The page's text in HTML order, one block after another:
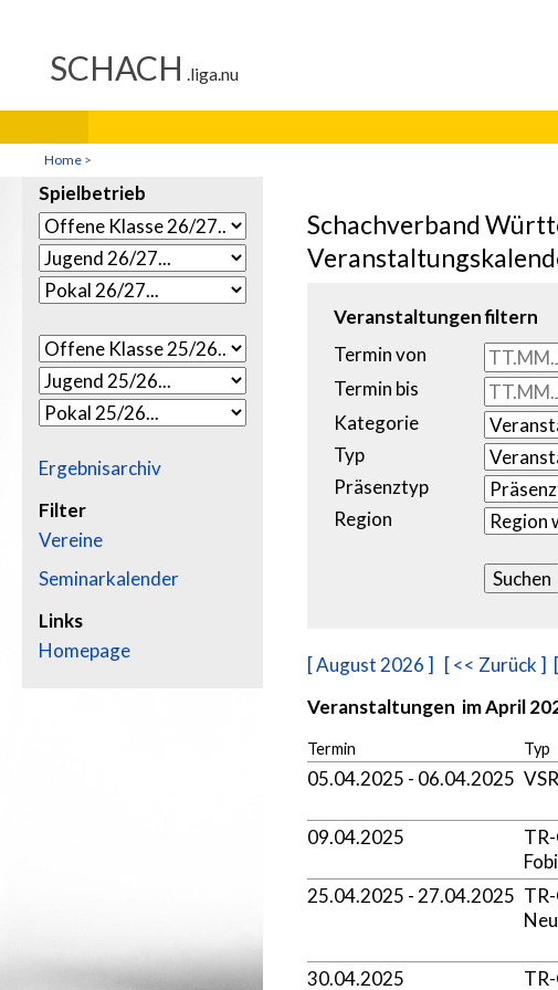
Home >
Spielbetrieb
Ergebnisarchiv
Filter
Vereine
Seminarkalender
Links
Homepage
Schachverband
Veranstaltungen filtern
Termin von
Termin bis
Kategorie
Typ
Präsenztyp
Region
[ August 2026 ] [ << Zurück ]
Veranstaltungen im April
Termin Typ
05.04.2025 - 06.04.2025 VSR
09.04.2025
Fobi
25.04.2025 - 27.04.2025
Neu
30.04.2025